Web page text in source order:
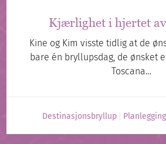
Kjærlighet i hjertet
Kine og Kim visste tidlig at de
bare én bryllupsdag, de ønsket
Toscana…
Destinasjonsbryllup Planlegging